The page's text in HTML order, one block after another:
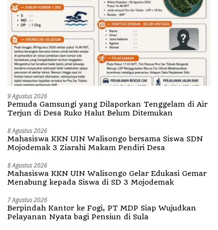
9 Agustus 2026
Pemuda Gamsungi yang Dilaporkan Tenggelam di Air
Terjun di Desa Ruko Halut Belum Ditemukan
8 Agustus 2026
Mahasiswa KKN UIN Walisongo bersama Siswa SDN
Mojodemak 3 Ziarahi Makam Pendiri Desa
8 Agustus 2026
Mahasiswa KKN UIN Walisongo Gelar Edukasi Gemar
Menabung kepada Siswa di SD 3 Mojodemak
7 Agustus 2026
Berpindah Kantor ke Fogi, PT MDP Siap Wujudkan
Pelayanan Nyata bagi Pensiun di Sula